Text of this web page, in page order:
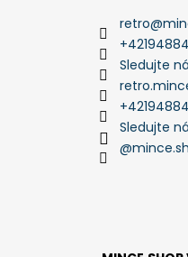
retro@
Sledujte
Sledujte